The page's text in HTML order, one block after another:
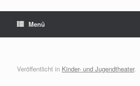
Menü
Veröffentlicht in Kinder- und Jugendtheater.